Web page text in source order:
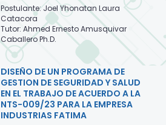
Postulante: Joel Yhonatan Laura
Catacora
Tutor: Ahmed Ernesto Amusquivar
Caballero Ph.D.
DISEÑO DE UN PROGRAMA DE
GESTION DE SEGURIDAD Y SALUD
EN EL TRABAJO DE ACUERDO A LA
NTS-009/23 PARA LA EMPRESA
INDUSTRIAS FATIMA